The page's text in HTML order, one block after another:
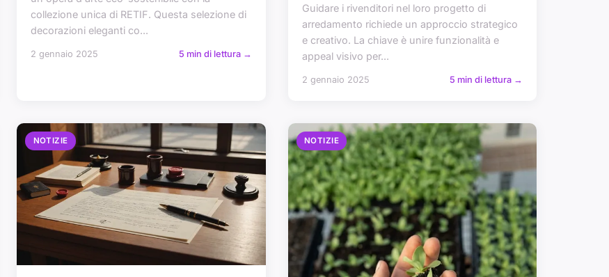
collezione unica di RETIF. Questa selezione di
decorazioni eleganti co...
2 gennaio 2025 5 min di lettura →
Guidare i rivenditori nel loro progetto di
arredamento richiede un approccio strategico
e creativo. La chiave è unire funzionalità e
appeal visivo per...
2 gennaio 2025 5 min di lettura →
NOTIZIE NOTIZIE